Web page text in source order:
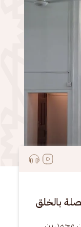
الرباني